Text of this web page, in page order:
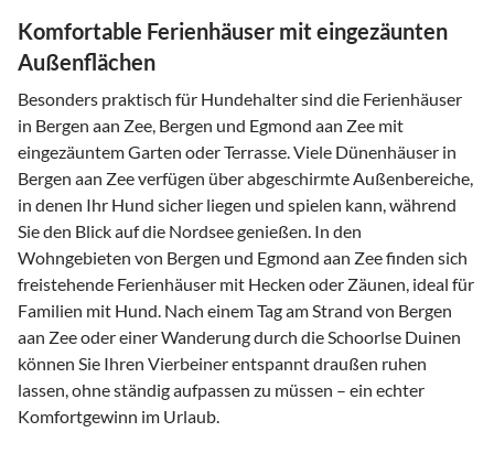
Komfortable Ferienhäuser mit eingezäunten
Außenflächen
Besonders praktisch für Hundehalter sind die Ferienhäuser
in Bergen aan Zee, Bergen und Egmond aan Zee mit
eingezäuntem Garten oder Terrasse. Viele Dünenhäuser in
Bergen aan Zee verfügen über abgeschirmte Außenbereiche,
in denen Ihr Hund sicher liegen und spielen kann, während
Sie den Blick auf die Nordsee genießen. In den
Wohngebieten von Bergen und Egmond aan Zee finden sich
freistehende Ferienhäuser mit Hecken oder Zäunen, ideal für
Familien mit Hund. Nach einem Tag am Strand von Bergen
aan Zee oder einer Wanderung durch die Schoorlse Duinen
können Sie Ihren Vierbeiner entspannt draußen ruhen
lassen, ohne ständig aufpassen zu müssen – ein echter
Komfortgewinn im Urlaub.